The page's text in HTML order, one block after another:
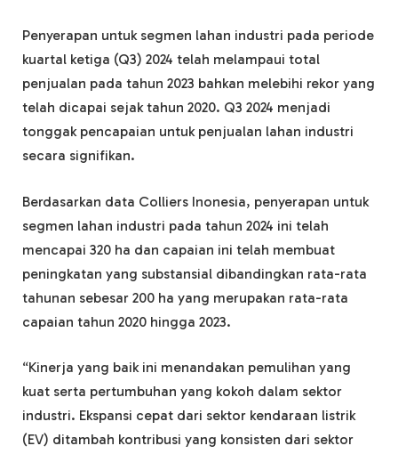
Penyerapan untuk segmen lahan industri pada periode
kuartal ketiga (Q3) 2024 telah melampaui total
penjualan pada tahun 2023 bahkan melebihi rekor yang
telah dicapai sejak tahun 2020. Q3 2024 menjadi
tonggak pencapaian untuk penjualan lahan industri
secara signifikan.
Berdasarkan data Colliers Inonesia, penyerapan untuk
segmen lahan industri pada tahun 2024 ini telah
mencapai 320 ha dan capaian ini telah membuat
peningkatan yang substansial dibandingkan rata-rata
tahunan sebesar 200 ha yang merupakan rata-rata
capaian tahun 2020 hingga 2023.
“Kinerja yang baik ini menandakan pemulihan yang
kuat serta pertumbuhan yang kokoh dalam sektor
industri. Ekspansi cepat dari sektor kendaraan listrik
(EV) ditambah kontribusi yang konsisten dari sektor